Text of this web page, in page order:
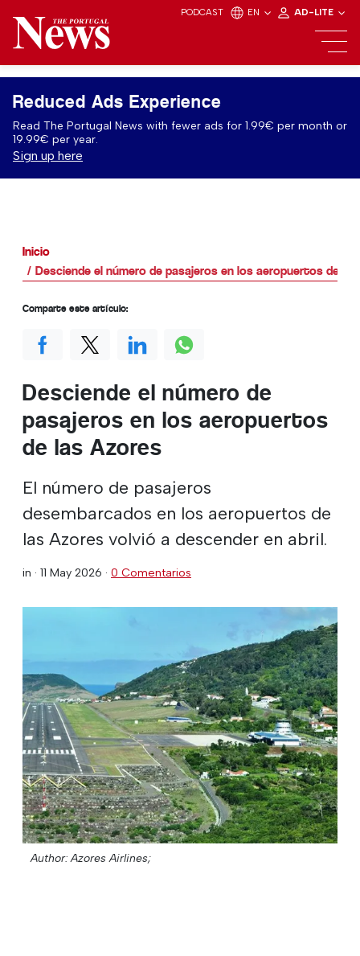
PODCAST EN AD-LITE
Reduced Ads Experience
Read The Portugal News with fewer ads for 1.99€ per month or
19.99€ per year.
Sign up here
Inicio
Desciende el número de pasajeros en los aeropuertos de
Desciende el número de
pasajeros en los aeropuertos
de las Azores
El número de pasajeros
desembarcados en los aeropuertos de
las Azores volvió a descender en abril.
in · 11 May 2026 · 0 Comentarios
Author: Azores Airlines;
Comparte este artículo: